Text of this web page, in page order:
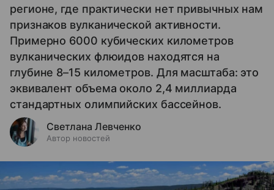
регионе, где практически нет привычных нам
признаков вулканической активности.
Примерно 6000 кубических километров
вулканических флюидов находятся на
глубине 8–15 километров. Для масштаба: это
эквивалент объема около 2,4 миллиарда
стандартных олимпийских бассейнов.
Светлана Левченко
Автор новостей